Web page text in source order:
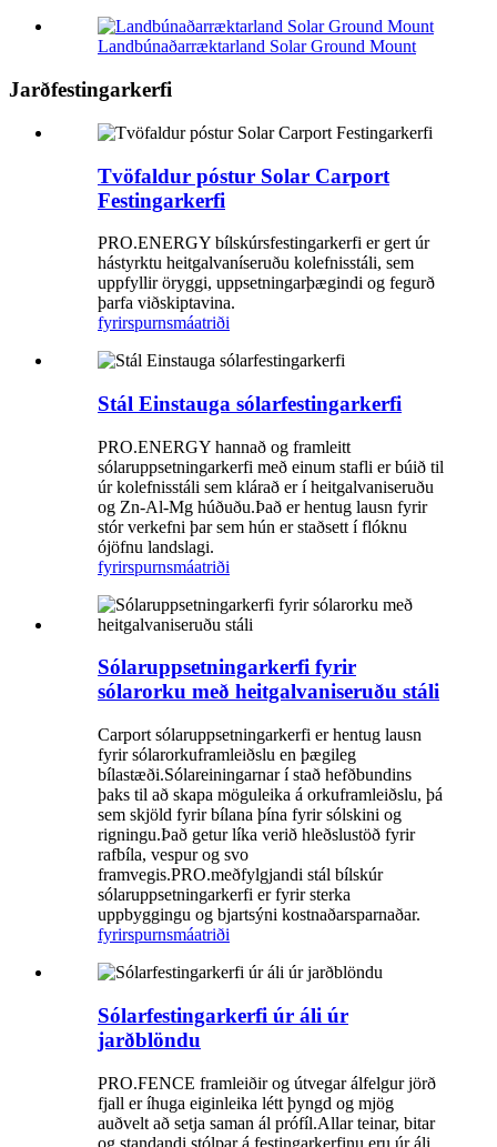
Landbúnaðarræktarland Solar Ground Mount
Jarðfestingarkerfi
Tvöfaldur póstur Solar Carport
Festingarkerfi
PRO.ENERGY bílskúrsfestingarkerfi er gert úr
hástyrktu heitgalvaníseruðu kolefnisstáli, sem
uppfyllir öryggi, uppsetningarþægindi og fegurð
þarfa viðskiptavina.
fyrirspurnsmáatriði
Stál Einstauga sólarfestingarkerfi
PRO.ENERGY hannað og framleitt
sólaruppsetningarkerfi með einum stafli er búið til
úr kolefnisstáli sem klárað er í heitgalvaniseruðu
og Zn-Al-Mg húðuðu.Það er hentug lausn fyrir
stór verkefni þar sem hún er staðsett í flóknu
ójöfnu landslagi.
fyrirspurnsmáatriði
Sólaruppsetningarkerfi fyrir
sólarorku með heitgalvaniseruðu stáli
Carport sólaruppsetningarkerfi er hentug lausn
fyrir sólarorkuframleiðslu en þægileg
bílastæði.Sólareiningarnar í stað hefðbundins
þaks til að skapa möguleika á orkuframleiðslu, þá
sem skjöld fyrir bílana þína fyrir sólskini og
rigningu.Það getur líka verið hleðslustöð fyrir
rafbíla, vespur og svo
framvegis.PRO.meðfylgjandi stál bílskúr
sólaruppsetningarkerfi er fyrir sterka
uppbyggingu og bjartsýni kostnaðarsparnaðar.
fyrirspurnsmáatriði
Sólarfestingarkerfi úr áli úr
jarðblöndu
PRO.FENCE framleiðir og útvegar álfelgur jörð
fjall er íhuga eiginleika létt þyngd og mjög
auðvelt að setja saman ál prófíl.Allar teinar, bitar
og standandi stólpar á festingarkerfinu eru úr áli